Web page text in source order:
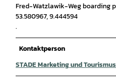
Fred-Watzlawik-Weg boarding
53.580967, 9.444594
.
Kontaktperson
STADE Marketing und